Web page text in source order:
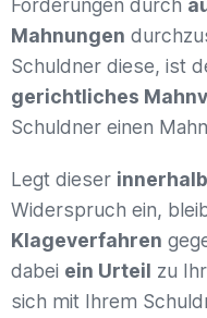
Forderungen durch
Mahnungen
Schuldner diese, ist
gerichtliches
Schuldner einen
Legt dieser
Widerspruch ein,
Klageverfahren
dabei ein Urteil zu
sich mit Ihrem